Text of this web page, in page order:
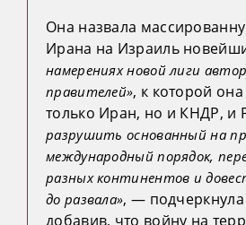
Она назвала
Ирана на Израиль
намерениях новой лиги
правителей», к которой
только Иран, но и КНДР, и
разрушить основанный на
международный порядок,
разных континентов и
до развала», —
добавив, что войну на